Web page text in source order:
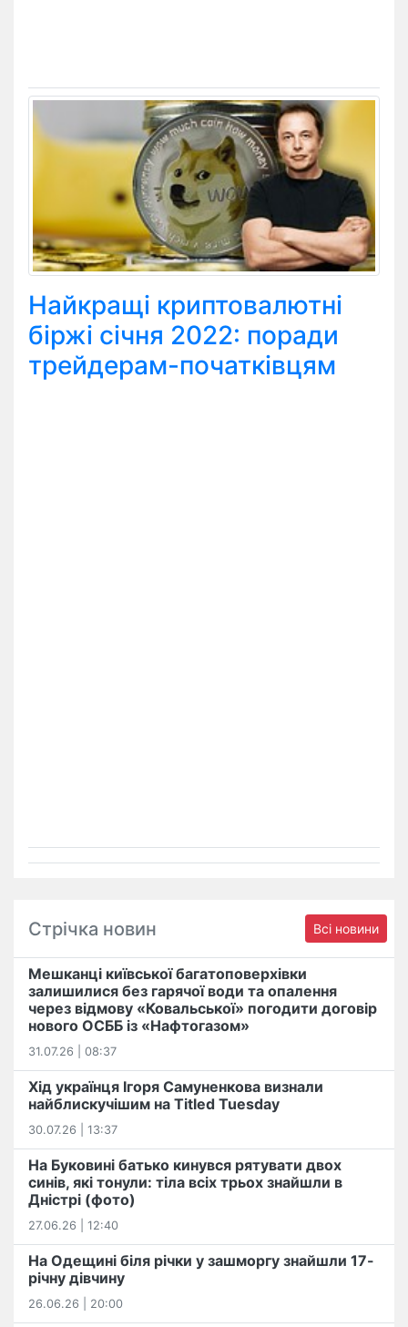
Найкращі криптовалютні
біржі січня 2022: поради
трейдерам-початківцям
Стрічка новин Всі новини
Мешканці київської багатоповерхівки
залишилися без гарячої води та опалення
через відмову «Ковальської» погодити договір
нового ОСББ із «Нафтогазом»
31.07.26 | 08:37
Хід українця Ігоря Самуненкова визнали
найблискучішим на Titled Tuesday
30.07.26 | 13:37
На Буковині батько кинувся рятувати двох
синів, які тонули: тіла всіх трьох знайшли в
Дністрі (фото)
27.06.26 | 12:40
На Одещині біля річки у зашморгу знайшли 17-
річну дівчину
26.06.26 | 20:00